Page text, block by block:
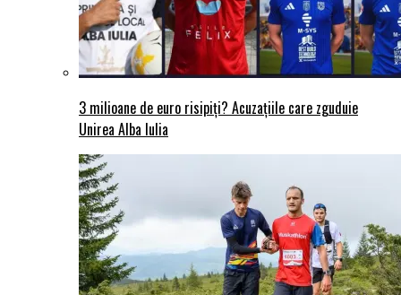
3 milioane de euro risipiți? Acuzațiile care zguduie
Unirea Alba Iulia